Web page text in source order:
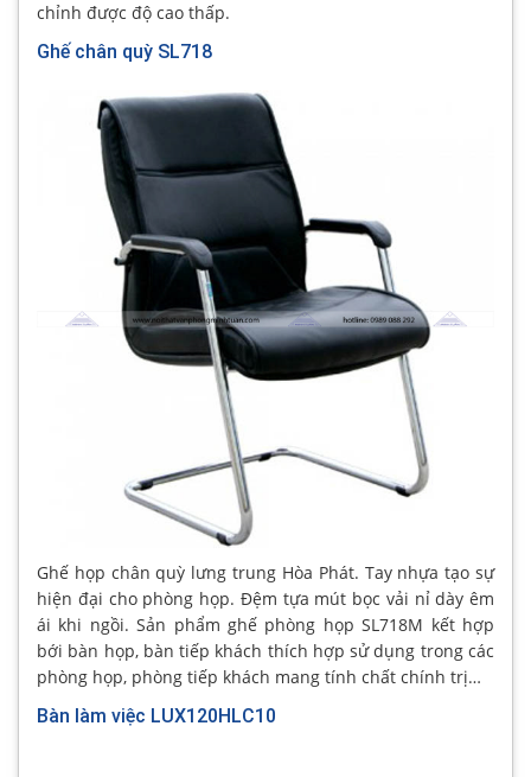
chỉnh được độ cao thấp.
Ghế chân quỳ SL718
Ghế họp chân quỳ lưng trung Hòa Phát. Tay nhựa tạo sự
hiện đại cho phòng họp. Đệm tựa mút bọc vải nỉ dày êm
ái khi ngồi. Sản phẩm ghế phòng họp SL718M kết hợp
bới bàn họp, bàn tiếp khách thích hợp sử dụng trong các
phòng họp, phòng tiếp khách mang tính chất chính trị…
Bàn làm việc LUX120HLC10